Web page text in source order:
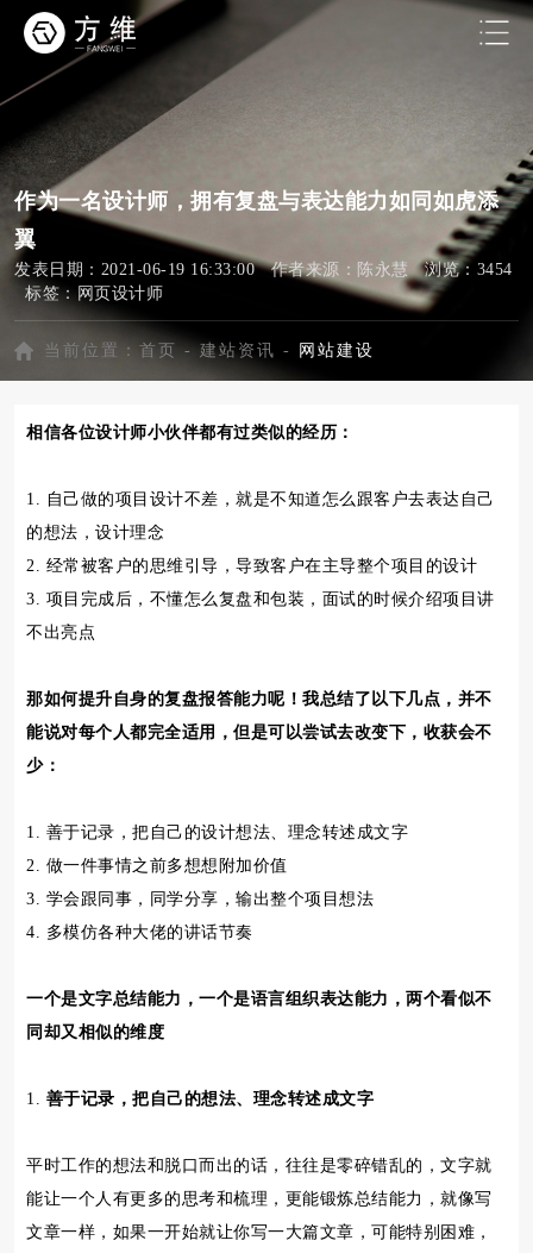
作为一名设计师，拥有复盘与表达能力如同如虎添
翼
发表日期：2021-06-19 16:33:00 作者来源：陈永慧 浏览：3454
标签： 网页设计师
当前位置： 首页 - 建站资讯 - 网站建设
相信各位设计师小伙伴都有过类似的经历：
1. 自己做的项目设计不差，就是不知道怎么跟客户去表达自己
的想法，设计理念
2. 经常被客户的思维引导，导致客户在主导整个项目的设计
3. 项目完成后，不懂怎么复盘和包装，面试的时候介绍项目讲
不出亮点
那如何提升自身的复盘报答能力呢！我总结了以下几点，并不
能说对每个人都完全适用，但是可以尝试去改变下，收获会不
少：
1. 善于记录，把自己的设计想法、理念转述成文字
2. 做一件事情之前多想想附加价值
3. 学会跟同事，同学分享，输出整个项目想法
4. 多模仿各种大佬的讲话节奏
一个是文字总结能力，一个是语言组织表达能力，两个看似不
同却又相似的维度
1. 善于记录，把自己的想法、理念转述成文字
平时工作的想法和脱口而出的话，往往是零碎错乱的，文字就
能让一个人有更多的思考和梳理，更能锻炼总结能力，就像写
文章一样，如果一开始就让你写一大篇文章，可能特别困难，